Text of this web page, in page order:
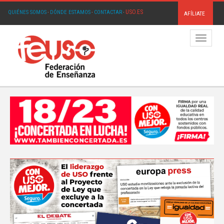
QUIÉNES SOMOS· DÓNDE ESTAMOS· CONTACTAR· USO.ES AFÍLIATE
Menú